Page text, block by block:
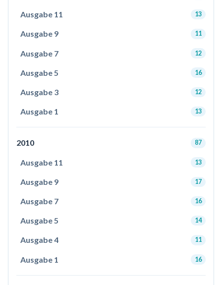
Ausgabe 11 13
Ausgabe 9 11
Ausgabe 7 12
Ausgabe 5 16
Ausgabe 3 12
Ausgabe 1 13
2010 87
Ausgabe 11 13
Ausgabe 9 17
Ausgabe 7 16
Ausgabe 5 14
Ausgabe 4 11
Ausgabe 1 16